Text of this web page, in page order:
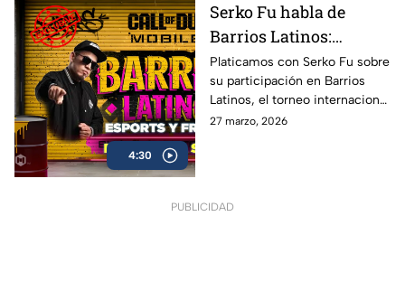
4:30
Serko Fu habla de
Barrios Latinos:
esports, freestyle y Call
of Duty Mobile |
Entrevista AZE
Platicamos con Serko Fu sobre
su participación en Barrios
Latinos, el torneo internacional
de Call of Duty: Mobile que
27 marzo, 2026
PUBLICIDAD